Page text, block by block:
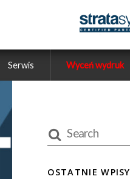
Serwis Wyceń wydruk
OSTATNIE WPISY